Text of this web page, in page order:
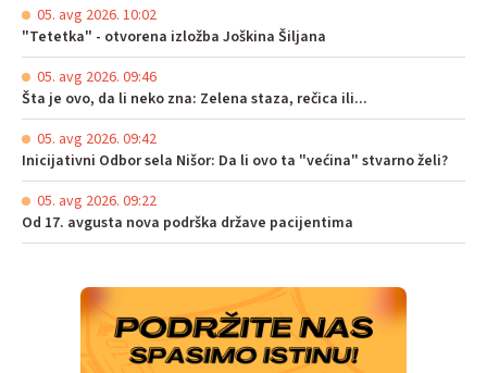
05. avg 2026. 10:02
"Tetetka" - otvorena izložba Joškina Šiljana
05. avg 2026. 09:46
Šta je ovo, da li neko zna: Zelena staza, rečica ili...
05. avg 2026. 09:42
Inicijativni Odbor sela Nišor: Da li ovo ta "većina" stvarno želi?
05. avg 2026. 09:22
Od 17. avgusta nova podrška države pacijentima